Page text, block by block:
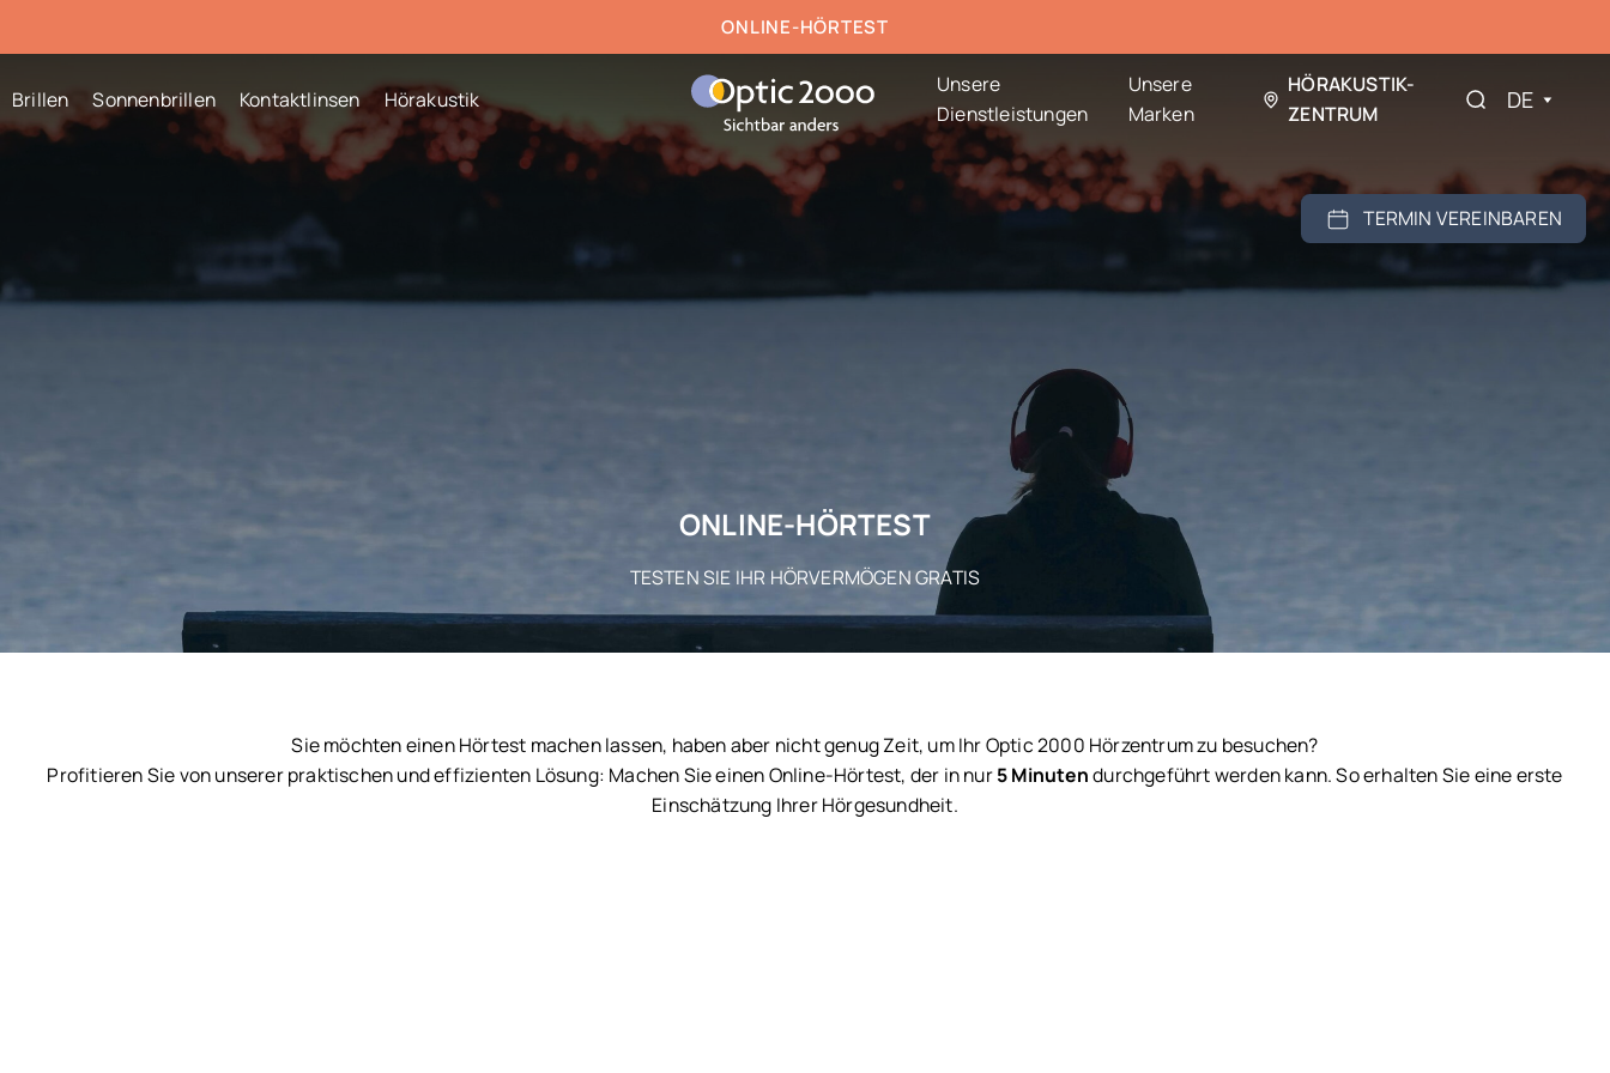
ONLINE-HÖRTEST
UNSERE DIENSTLEISTUNGEN
Brillen Sonnenbrillen Kontaktlinsen Hörakustik
Unsere
Dienstleistungen
Unsere
Marken
HÖRAKUSTIK-
ZENTRUM
DE
ONLINE-HÖRTEST
TESTEN SIE IHR HÖRVERMÖGEN GRATIS
Sie möchten einen Hörtest machen lassen, haben aber nicht genug Zeit, um Ihr Optic 2000 Hörzentrum zu besuchen?
Profitieren Sie von unserer praktischen und effizienten Lösung: Machen Sie einen Online-Hörtest, der in nur5 Minutendurchgeführt werden kann. So erhalten Sie eine erste
Einschätzung Ihrer Hörgesundheit.
TERMIN VEREINBAREN